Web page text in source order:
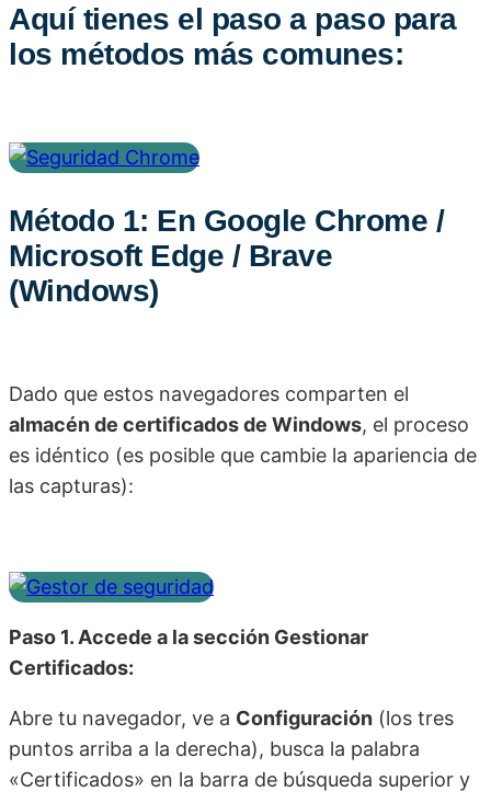
Aquí tienes el paso a paso para
los métodos más comunes:
Método 1: En Google Chrome /
Microsoft Edge / Brave
(Windows)
Dado que estos navegadores comparten el
almacén de certificados de Windows, el proceso
es idéntico (es posible que cambie la apariencia de
las capturas):
Paso 1. Accede a la sección Gestionar
Certificados:
Abre tu navegador, ve a Configuración (los tres
puntos arriba a la derecha), busca la palabra
«Certificados» en la barra de búsqueda superior y